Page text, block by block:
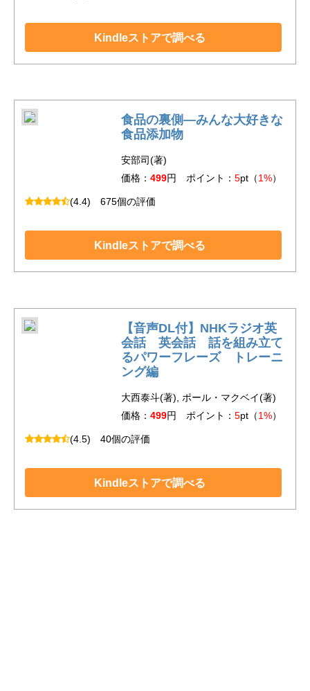
Kindleストアで調べる
食品の裏側―みんな大好きな
食品添加物
安部司(著)
価格： 499円 ポイント： 5pt（1%）
(4.4) 675個の評価
Kindleストアで調べる
【音声DL付】NHKラジオ英
会話 英会話 話を組み立て
るパワーフレーズ トレーニ
ング編
大西泰斗(著), ポール・マクベイ(著)
価格： 499円 ポイント： 5pt（1%）
(4.5) 40個の評価
Kindleストアで調べる